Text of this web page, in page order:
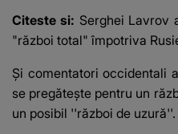
Citeste si: Serghei Lavrov
"război total" împotriva
Şi comentatori occidentali
se pregăteşte pentru un
un posibil ''război de uzură''.